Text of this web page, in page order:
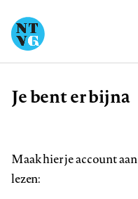
Kruimelpad
Je bent er bijna
Maak hier je account
lezen: